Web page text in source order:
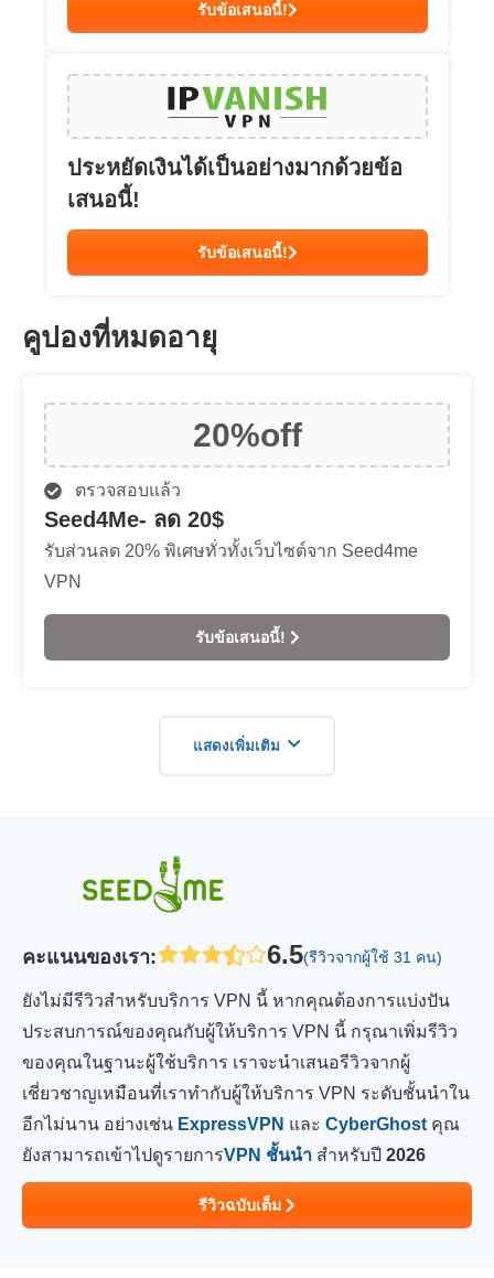
รับข้อเสนอนี้!
ประหยัดเงินได้เป็นอย่างมากด้วยข้อ
เสนอนี้!
รับข้อเสนอนี้!
คูปองที่หมดอายุ
20%off
ตรวจสอบแล้ว
Seed4Me- ลด 20$
รับส่วนลด 20% พิเศษทั่วทั้งเว็บไซต์จาก Seed4me
VPN
รับข้อเสนอนี้!
แสดงเพิ่มเติม
คะแนนของเรา: 6.5(รีวิวจากผู้ใช้ 31 คน)
ยังไม่มีรีวิวสำหรับบริการ VPN นี้ หากคุณต้องการแบ่งปัน
ประสบการณ์ของคุณกับผู้ให้บริการ VPN นี้ กรุณาเพิ่มรีวิว
ของคุณในฐานะผู้ใช้บริการ เราจะนำเสนอรีวิวจากผู้
เชี่ยวชาญเหมือนที่เราทำกับผู้ให้บริการ VPN ระดับชั้นนำใน
อีกไม่นาน อย่างเช่น ExpressVPN และ CyberGhost คุณ
ยังสามารถเข้าไปดูรายการVPN ชั้นนำ สำหรับปี 2026
รีวิวฉบับเต็ม